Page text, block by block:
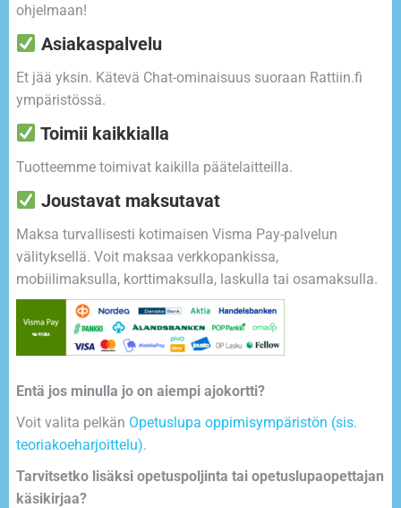
ohjelmaan!
Asiakaspalvelu
Et jää yksin. Kätevä Chat-ominaisuus suoraan Rattiin.fi
ympäristössä.
Toimii kaikkialla
Tuotteemme toimivat kaikilla päätelaitteilla.
Joustavat maksutavat
Maksa turvallisesti kotimaisen Visma Pay-palvelun
välityksellä. Voit maksaa verkkopankissa,
mobiilimaksulla, korttimaksulla, laskulla tai osamaksulla.
Entä jos minulla jo on aiempi ajokortti?
Voit valita pelkän Opetuslupa oppimisympäristön (sis.
teoriakoeharjoittelu).
Tarvitsetko lisäksi opetuspoljinta tai opetuslupaopettajan
käsikirjaa?